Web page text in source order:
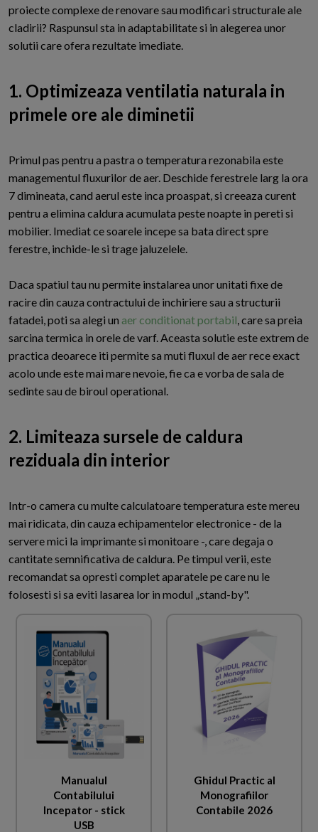
proiecte complexe de renovare sau modificari structurale ale
cladirii? Raspunsul sta in adaptabilitate si in alegerea unor
solutii care ofera rezultate imediate.
1. Optimizeaza ventilatia naturala in
primele ore ale diminetii
Primul pas pentru a pastra o temperatura rezonabila este
managementul fluxurilor de aer. Deschide ferestrele larg la ora
7 dimineata, cand aerul este inca proaspat, si creeaza curent
pentru a elimina caldura acumulata peste noapte in pereti si
mobilier. Imediat ce soarele incepe sa bata direct spre
ferestre, inchide-le si trage jaluzelele.
Daca spatiul tau nu permite instalarea unor unitati fixe de
racire din cauza contractului de inchiriere sau a structurii
fatadei, poti sa alegi un aer conditionat portabil, care sa preia
sarcina termica in orele de varf. Aceasta solutie este extrem de
practica deoarece iti permite sa muti fluxul de aer rece exact
acolo unde este mai mare nevoie, fie ca e vorba de sala de
sedinte sau de biroul operational.
2. Limiteaza sursele de caldura
reziduala din interior
Intr-o camera cu multe calculatoare temperatura este mereu
mai ridicata, din cauza echipamentelor electronice - de la
servere mici la imprimante si monitoare -, care degaja o
cantitate semnificativa de caldura. Pe timpul verii, este
recomandat sa opresti complet aparatele pe care nu le
folosesti si sa eviti lasarea lor in modul „stand-by".
Manualul
Contabilului
Incepator - stick
USB
Ghidul Practic al
Monografiilor
Contabile 2026